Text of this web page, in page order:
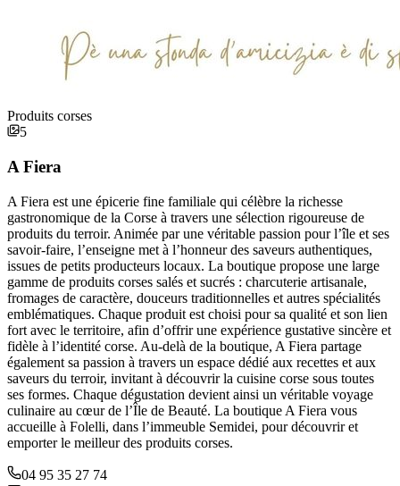
Produits corses
5
A Fiera
A Fiera est une épicerie fine familiale qui célèbre la richesse
gastronomique de la Corse à travers une sélection rigoureuse de
produits du terroir. Animée par une véritable passion pour l’île et ses
savoir-faire, l’enseigne met à l’honneur des saveurs authentiques,
issues de petits producteurs locaux. La boutique propose une large
gamme de produits corses salés et sucrés : charcuterie artisanale,
fromages de caractère, douceurs traditionnelles et autres spécialités
emblématiques. Chaque produit est choisi pour sa qualité et son lien
fort avec le territoire, afin d’offrir une expérience gustative sincère et
fidèle à l’identité corse. Au-delà de la boutique, A Fiera partage
également sa passion à travers un espace dédié aux recettes et aux
saveurs du terroir, invitant à découvrir la cuisine corse sous toutes
ses formes. Chaque dégustation devient ainsi un véritable voyage
culinaire au cœur de l’Île de Beauté. La boutique A Fiera vous
accueille à Folelli, dans l’immeuble Semidei, pour découvrir et
emporter le meilleur des produits corses.
04 95 35 27 74